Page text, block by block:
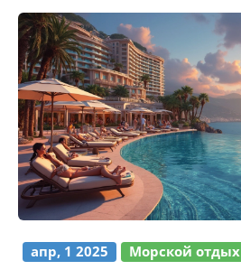
апр, 1 2025 Морской отдых